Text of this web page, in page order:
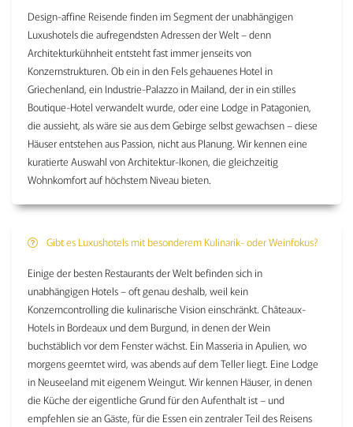
Design-affine Reisende finden im Segment der unabhängigen
Luxushotels die aufregendsten Adressen der Welt – denn
Architekturkühnheit entsteht fast immer jenseits von
Konzernstrukturen. Ob ein in den Fels gehauenes Hotel in
Griechenland, ein Industrie-Palazzo in Mailand, der in ein stilles
Boutique-Hotel verwandelt wurde, oder eine Lodge in Patagonien,
die aussieht, als wäre sie aus dem Gebirge selbst gewachsen – diese
Häuser entstehen aus Passion, nicht aus Planung. Wir kennen eine
kuratierte Auswahl von Architektur-Ikonen, die gleichzeitig
Wohnkomfort auf höchstem Niveau bieten.
Gibt es Luxushotels mit besonderem Kulinarik- oder Weinfokus?
Einige der besten Restaurants der Welt befinden sich in
unabhängigen Hotels – oft genau deshalb, weil kein
Konzerncontrolling die kulinarische Vision einschränkt. Châteaux-
Hotels in Bordeaux und dem Burgund, in denen der Wein
buchstäblich vor dem Fenster wächst. Ein Masseria in Apulien, wo
morgens geerntet wird, was abends auf dem Teller liegt. Eine Lodge
in Neuseeland mit eigenem Weingut. Wir kennen Häuser, in denen
die Küche der eigentliche Grund für den Aufenthalt ist – und
empfehlen sie an Gäste, für die Essen ein zentraler Teil des Reisens